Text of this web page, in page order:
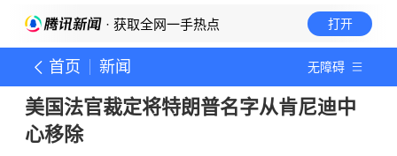
· 获取全网一手热点 打开
首页 新闻 无障碍
美国法官裁定将特朗普名字从肯尼迪中
心移除